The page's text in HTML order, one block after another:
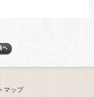
マップ